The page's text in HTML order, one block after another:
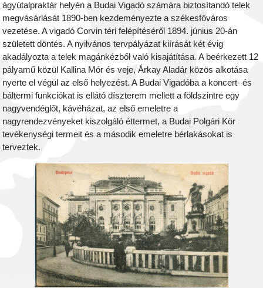
ágyútalpraktár helyén a Budai Vigadó számára biztosítandó telek
megvásárlását 1890-ben kezdeményezte a székesfőváros
vezetése. A vigadó Corvin téri felépítéséről 1894. június 20-án
született döntés. A nyilvános tervpályázat kiírását két évig
akadályozta a telek magánkézből való kisajátítása. A beérkezett 12
pályamű közül Kallina Mór és veje, Árkay Aladár közös alkotása
nyerte el végül az első helyezést. A Budai Vigadóba a koncert- és
báltermi funkciókat is ellátó díszterem mellett a földszintre egy
nagyvendéglőt, kávéházat, az első emeletre a
nagyrendezvényeket kiszolgáló éttermet, a Budai Polgári Kör
tevékenységi termeit és a második emeletre bérlakásokat is
terveztek.